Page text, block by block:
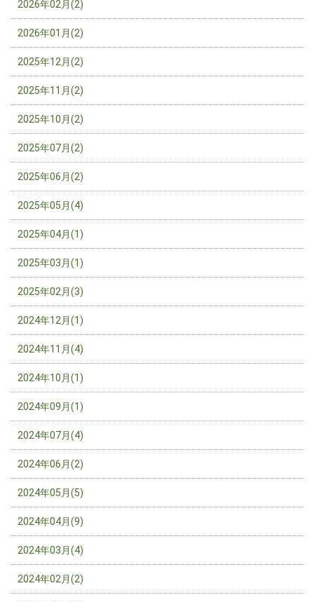
2026年02月(2)
2026年01月(2)
2025年12月(2)
2025年11月(2)
2025年10月(2)
2025年07月(2)
2025年06月(2)
2025年05月(4)
2025年04月(1)
2025年03月(1)
2025年02月(3)
2024年12月(1)
2024年11月(4)
2024年10月(1)
2024年09月(1)
2024年07月(4)
2024年06月(2)
2024年05月(5)
2024年04月(9)
2024年03月(4)
2024年02月(2)